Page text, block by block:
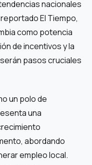
nacionales
El Tiempo,
como potencia
de incentivos y la
pasos cruciales
un polo de
una
abordando
empleo local.